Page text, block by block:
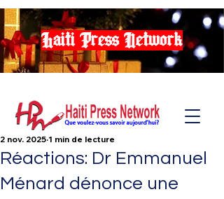
Haiti Press Network
Réactions: Dr Emmanuel
Ménard dénonce une
2 nov. 2025 1 min de lecture